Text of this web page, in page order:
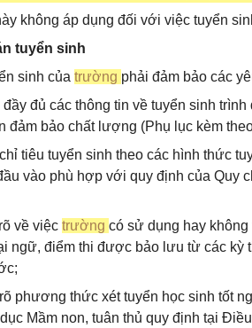
không áp dụng đối với việc tuyển
tuyển sinh
sinh của trường phải đảm bảo các
đủ các thông tin về tuyển sinh
đảm bảo chất lượng (Phụ lục kèm
tiêu tuyển sinh theo các hình thức
vào phù hợp với quy định của Quy
về việc trường có sử dụng hay
ngữ, điểm thi được bảo lưu từ các kỳ
phương thức xét tuyển học sinh tốt
Mầm non, tuân thủ quy định tại